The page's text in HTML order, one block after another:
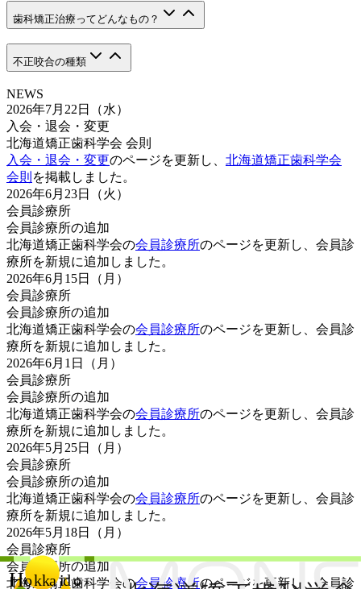
歯科矯正治療ってどんなもの？
不正咬合の種類
NEWS
2026年7月22日（水）
入会・退会・変更
北海道矯正歯科学会 会則
入会・退会・変更のページを更新し、 北海道矯正歯科学会
会則 を掲載しました。
2026年6月23日（火）
会員診療所
会員診療所の追加
北海道矯正歯科学会の会員診療所のページを更新し、会員診
療所を新規に追加しました。
2026年6月15日（月）
会員診療所
会員診療所の追加
北海道矯正歯科学会の会員診療所のページを更新し、会員診
療所を新規に追加しました。
2026年6月1日（月）
会員診療所
会員診療所の追加
北海道矯正歯科学会の会員診療所のページを更新し、会員診
療所を新規に追加しました。
2026年5月25日（月）
会員診療所
会員診療所の追加
北海道矯正歯科学会の会員診療所のページを更新し、会員診
療所を新規に追加しました。
2026年5月18日（月）
会員診療所
会員診療所の追加
北海道矯正歯科学会の会員診療所のページを更新し、会員診